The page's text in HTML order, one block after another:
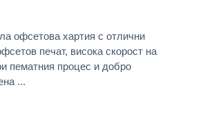
офсетова хартия с отлични
печат, висока скорост на
пематния процес и добро
...